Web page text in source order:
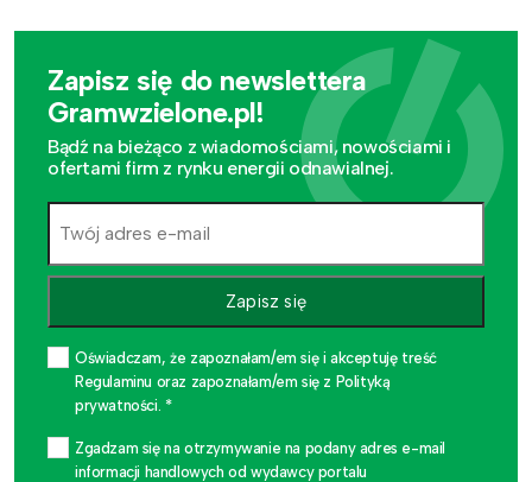
Zapisz się do newslettera
Gramwzielone.pl!
Bądź na bieżąco z wiadomościami, nowościami i
ofertami firm z rynku energii odnawialnej.
Zapisz się
Oświadczam, że zapoznałam/em się i akceptuję treść
Regulaminu oraz zapoznałam/em się z Polityką
prywatności. *
Zgadzam się na otrzymywanie na podany adres e-mail
informacji handlowych od wydawcy portalu